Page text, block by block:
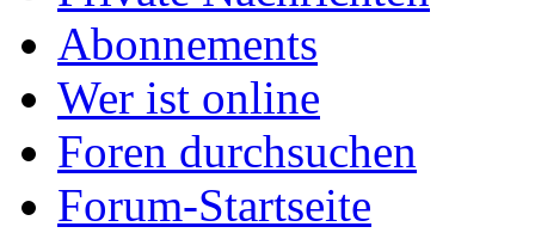
Abonnements
Wer ist online
Foren durchsuchen
Forum-Startseite